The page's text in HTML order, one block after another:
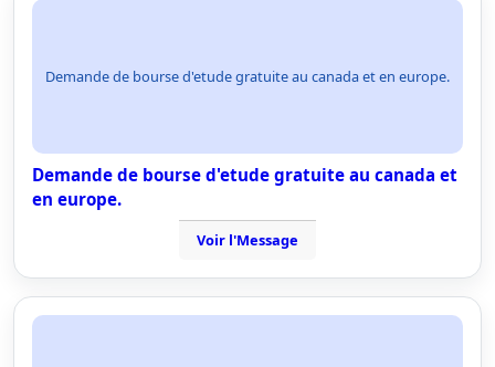
Demande de bourse d'etude gratuite au canada et en europe.
Demande de bourse d'etude gratuite au canada et
en europe.
Voir l'Message